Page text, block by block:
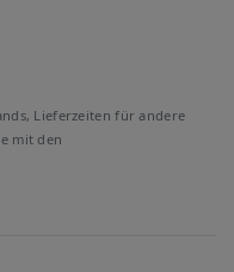
Lieferzeiten für andere
mit den